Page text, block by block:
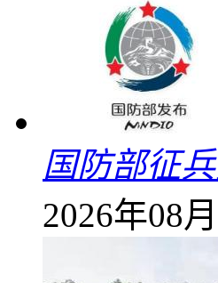
国防部征
2026年08